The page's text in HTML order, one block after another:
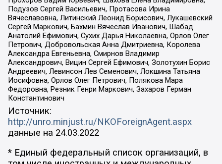
Подузов Сергей Васильевич, Протасова Ирина
Вячеславовна, Литинский Леонид Борисович, Лукашевский
Сергей Маркович, Бахмин Вячеслав Иванович, Шабад
Анатолий Ефимович, Сухих Дарья Николаевна, Орлов Олег
Петрович, Добровольская Анна Дмитриевна, Королева
Александра Евгеньевна, Смирнов Владимир
Александрович, Вицин Сергей Ефимович, Золотухин Борис
Андреевич, Левинсон Лев Семенович, Локшина Татьяна
Иосифовна, Орлов Олег Петрович, Полякова Мара
Федоровна, Резник Генри Маркович, Захаров Герман
Константинович
Источник:
http://unro.minjust.ru/NKOForeignAgent.aspx
данные на 24.03.2022
* Единый федеральный список организаций, в